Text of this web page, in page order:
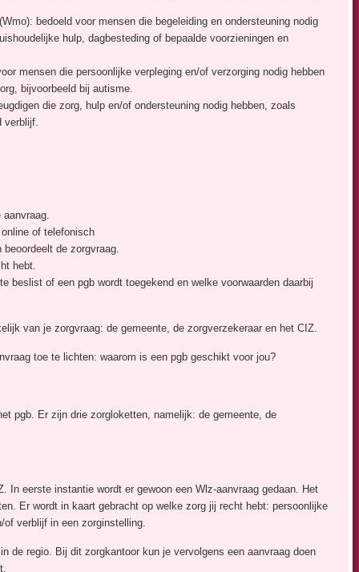
bedoeld voor mensen die begeleiding en ondersteuning nodig
hulp, dagbesteding of bepaalde voorzieningen en
mensen die persoonlijke verpleging en/of verzorging nodig hebben
bijvoorbeeld bij autisme.
die zorg, hulp en/of ondersteuning nodig hebben, zoals
verblijf.
of telefonisch
de zorgvraag.
hebt.
beslist of een pgb wordt toegekend en welke voorwaarden daarbij
van je zorgvraag: de gemeente, de zorgverzekeraar en het CIZ.
toe te lichten: waarom is een pgb geschikt voor jou?
pgb. Er zijn drie zorgloketten, namelijk: de gemeente, de
In eerste instantie wordt er gewoon een Wlz-aanvraag gedaan. Het
Er wordt in kaart gebracht op welke zorg jij recht hebt: persoonlijke
verblijf in een zorginstelling.
de regio. Bij dit zorgkantoor kun je vervolgens een aanvraag doen